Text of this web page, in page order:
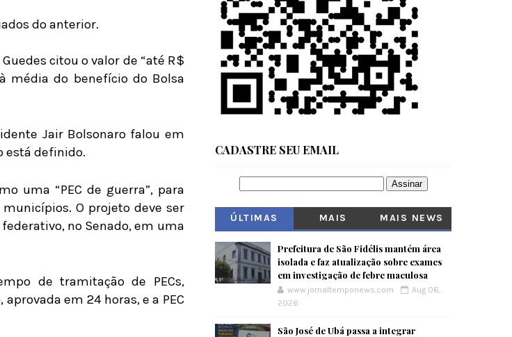
do anterior.
citou o valor de “até R$
média do benefício do Bolsa
Jair Bolsonaro falou em
está definido.
uma “PEC de guerra”, para
O projeto deve ser
no Senado, em uma
de tramitação de PECs,
em 24 horas, e a PEC
CADASTRE SEU EMAIL
ÚLTIMAS
MAIS
MAIS NEWS
Prefeitura de São Fidélis mantém área
isolada e faz atualização sobre exames
em investigação de febre maculosa
www.jornaltemponews.com
Aug 06,
2026
São José de Ubá passa a integrar